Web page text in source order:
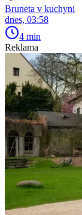
Bruneta v kuchyni
dnes, 03:58
4 min
Reklama